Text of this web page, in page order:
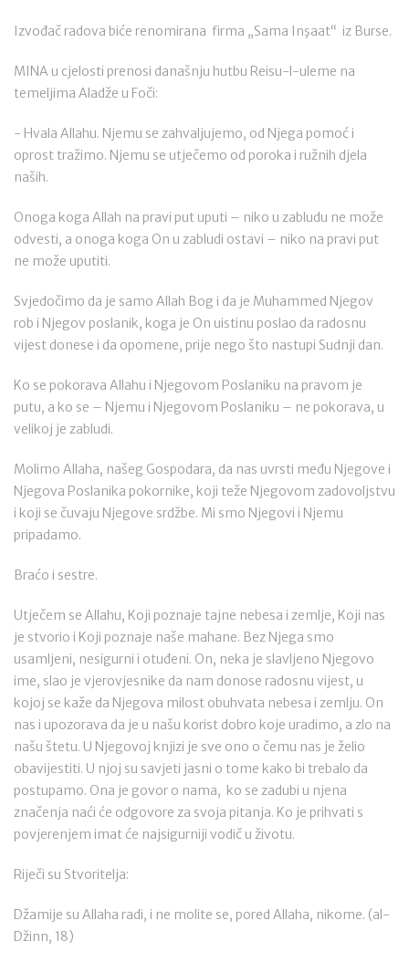
Izvođač radova biće renomirana firma „Sama Inşaat“ iz Burse.
MINA u cjelosti prenosi današnju hutbu Reisu-l-uleme na
temeljima Aladže u Foči:
- Hvala Allahu. Njemu se zahvaljujemo, od Njega pomoć i
oprost tražimo. Njemu se utječemo od poroka i ružnih djela
naših.
Onoga koga Allah na pravi put uputi – niko u zabludu ne može
odvesti, a onoga koga On u zabludi ostavi – niko na pravi put
ne može uputiti.
Svjedočimo da je samo Allah Bog i da je Muhammed Njegov
rob i Njegov poslanik, koga je On uistinu poslao da radosnu
vijest donese i da opomene, prije nego što nastupi Sudnji dan.
Ko se pokorava Allahu i Njegovom Poslaniku na pravom je
putu, a ko se – Njemu i Njegovom Poslaniku – ne pokorava, u
velikoj je zabludi.
Molimo Allaha, našeg Gospodara, da nas uvrsti među Njegove i
Njegova Poslanika pokornike, koji teže Njegovom zadovoljstvu
i koji se čuvaju Njegove srdžbe. Mi smo Njegovi i Njemu
pripadamo.
Braćo i sestre.
Utječem se Allahu, Koji poznaje tajne nebesa i zemlje, Koji nas
je stvorio i Koji poznaje naše mahane. Bez Njega smo
usamljeni, nesigurni i otuđeni. On, neka je slavljeno Njegovo
ime, slao je vjerovjesnike da nam donose radosnu vijest, u
kojoj se kaže da Njegova milost obuhvata nebesa i zemlju. On
nas i upozorava da je u našu korist dobro koje uradimo, a zlo na
našu štetu. U Njegovoj knjizi je sve ono o čemu nas je želio
obavijestiti. U njoj su savjeti jasni o tome kako bi trebalo da
postupamo. Ona je govor o nama, ko se zadubi u njena
značenja naći će odgovore za svoja pitanja. Ko je prihvati s
povjerenjem imat će najsigurniji vodič u životu.
Riječi su Stvoritelja:
Džamije su Allaha radi, i ne molite se, pored Allaha, nikome. (al-
Džinn, 18)